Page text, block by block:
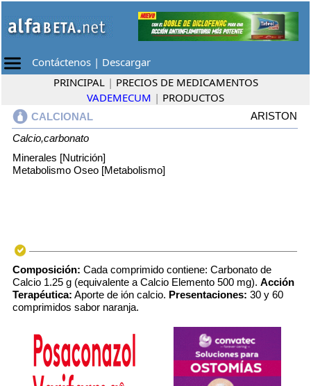
Contáctenos | Descargar
PRINCIPAL | PRECIOS DE MEDICAMENTOS
VADEMECUM | PRODUCTOS
CALCIONAL
ARISTON
Calcio,carbonato
Minerales [Nutrición]
Metabolismo Oseo [Metabolismo]
Composición: Cada comprimido contiene: Carbonato de
Calcio 1.25 g (equivalente a Calcio Elemento 500 mg). Acción
Terapéutica: Aporte de ión calcio. Presentaciones: 30 y 60
comprimidos sabor naranja.